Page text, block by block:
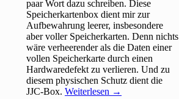
paar Wort dazu schreiben. Diese
Speicherkartenbox dient mir zur
Aufbewahrung leerer, insbesondere
aber voller Speicherkarten. Denn nichts
wäre verheerender als die Daten einer
vollen Speicherkarte durch einen
Hardwaredefekt zu verlieren. Und zu
diesem physischen Schutz dient die
JJC-Box.Weiterlesen →